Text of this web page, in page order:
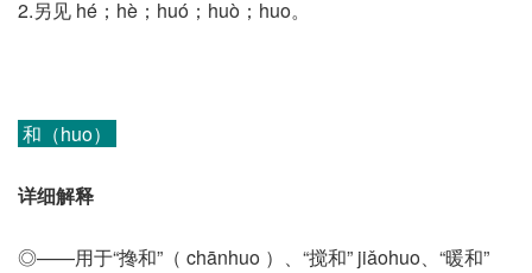
2.另见 hé；hè；huó；huò；huo。
和（huo）
详细解释
◎——用于“搀和”（ chānhuo ）、“搅和” jiǎohuo、“暖和”